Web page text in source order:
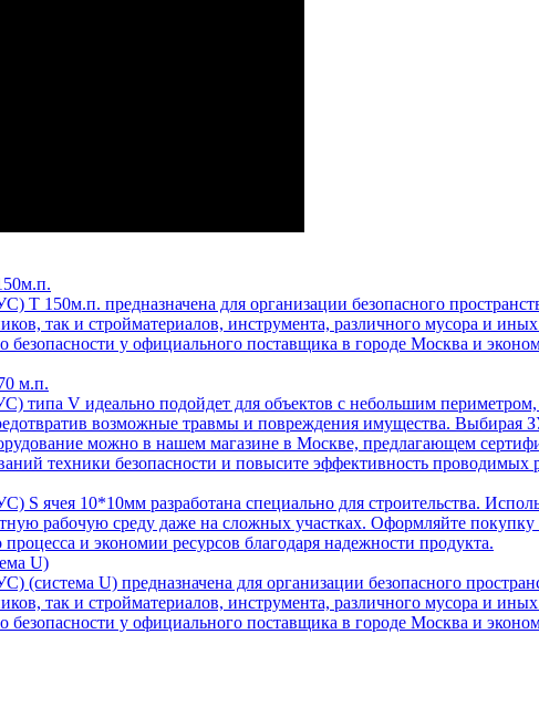
Т 150м.п. предназначена для организации безопасного
так и стройматериалов, инструмента, различного мусора и
безопасности у официального поставщика в городе Москва и
м.п.
типа V идеально подойдет для объектов с небольшим
возможные травмы и повреждения имущества.
можно в нашем магазине в Москве, предлагающем
техники безопасности и повысите эффективность проводимых
S ячея 10*10мм разработана специально для строительства.
рабочую среду даже на сложных участках. Оформляйте
процесса и экономии ресурсов благодаря надежности продукта.
U)
(система U) предназначена для организации безопасного
так и стройматериалов, инструмента, различного мусора и
безопасности у официального поставщика в городе Москва и